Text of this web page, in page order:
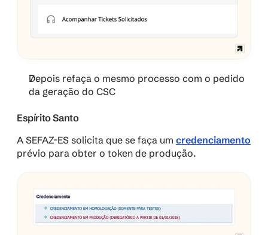
Depois refaça o mesmo processo com o pedido
da geração do CSC
Espírito Santo
A SEFAZ-ES solicita que se faça um credenciamento
prévio para obter o token de produção.